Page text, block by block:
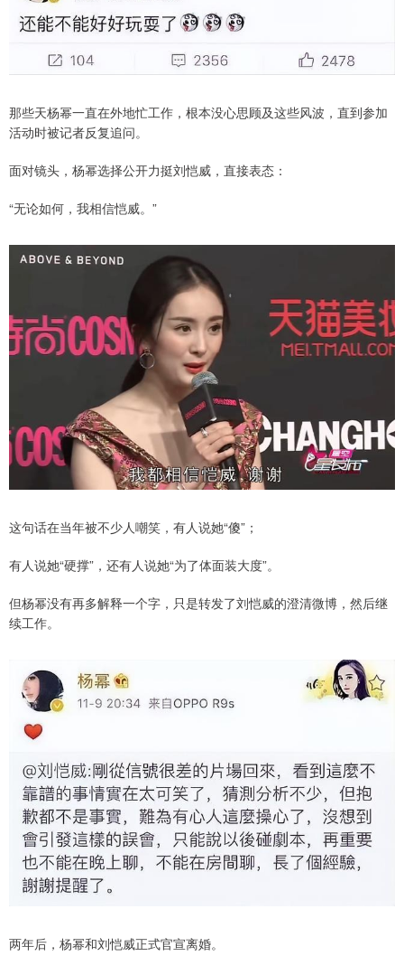
那些天杨幂一直在外地忙工作，根本没心思顾及这些风波，直到参加
活动时被记者反复追问。
面对镜头，杨幂选择公开力挺刘恺威，直接表态：
“无论如何，我相信恺威。”
这句话在当年被不少人嘲笑，有人说她“傻”；
有人说她“硬撑”，还有人说她“为了体面装大度”。
但杨幂没有再多解释一个字，只是转发了刘恺威的澄清微博，然后继
续工作。
两年后，杨幂和刘恺威正式官宣离婚。